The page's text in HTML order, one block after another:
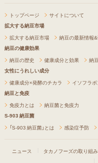
トップページ
サイトについて
拡大する納豆市場
拡大する納豆市場
納豆の最新情報
納豆の健康効果
納豆の歴史
健康成分と効果
納
女性にうれしい成分
健康成分×発酵のチカラ
イソフラボ
納豆と免疫
免疫力とは
納豆菌と免疫力
S-903 納豆菌
「S-903 納豆菌」とは
感染症予防
ニュース タカノフーズの取り組み